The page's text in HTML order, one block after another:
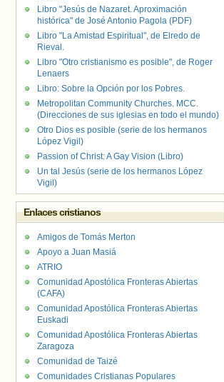
Libro "Jesús de Nazaret. Aproximación
histórica" de José Antonio Pagola (PDF)
Libro "La Amistad Espiritual", de Elredo de
Rieval.
Libro "Otro cristianismo es posible", de Roger
Lenaers
Libro: Sobre la Opción por los Pobres.
Metropolitan Community Churches. MCC.
(Direcciones de sus iglesias en todo el mundo)
Otro Dios es posible (serie de los hermanos
López Vigil)
Passion of Christ: A Gay Vision (Libro)
Un tal Jesús (serie de los hermanos López
Vigil)
Enlaces cristianos
Amigos de Tomás Merton
Apoyo a Juan Masiá
ATRIO
Comunidad Apostólica Fronteras Abiertas
(CAFA)
Comunidad Apostólica Fronteras Abiertas
Euskadi
Comunidad Apostólica Fronteras Abiertas
Zaragoza
Comunidad de Taizé
Comunidades Cristianas Populares